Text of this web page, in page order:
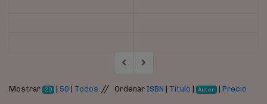
Mostrar 20 | 50 Todos // Ordenar ISBN Título Autor |Precio